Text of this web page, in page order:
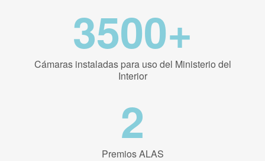
3500+
Cámaras instaladas para uso del Ministerio del
Interior
2
Premios ALAS